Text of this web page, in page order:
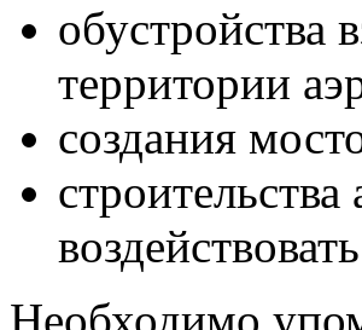
обустройства
территории
создания
Необходимо